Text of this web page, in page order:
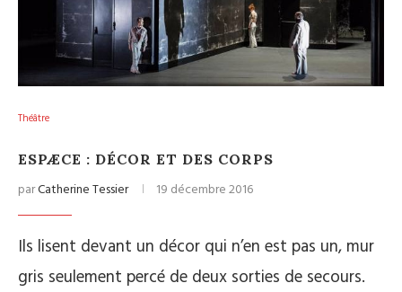
Théâtre
ESPÆCE : DÉCOR ET DES CORPS
parCatherine Tessier 19 décembre 2016
Ils lisent devant un décor qui n’en est pas un, mur
gris seulement percé de deux sorties de secours.